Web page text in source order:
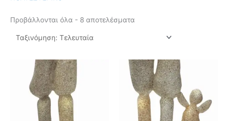
Προβάλλονται όλα - 8 αποτελέσματα